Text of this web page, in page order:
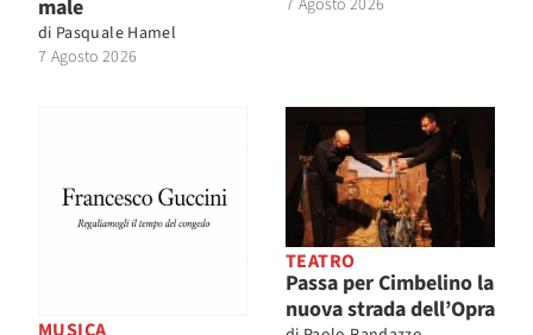
male
di Pasquale Hamel
7 Agosto 2026
7 Agosto 2026
TEATRO
Passa per Cimbelino la
nuova strada dell’Opra